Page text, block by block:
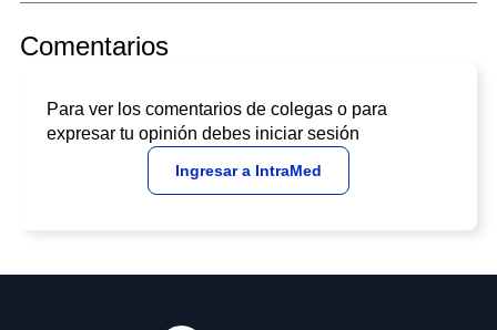
Comentarios
Para ver los comentarios de colegas o para
expresar tu opinión debes iniciar sesión
Ingresar a IntraMed